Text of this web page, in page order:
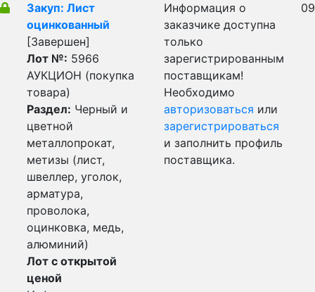
Закуп: Лист
оцинкованный
[Завершен]
Лот №: 5966
АУКЦИОН (покупка
товара)
Раздел: Черный и
цветной
металлопрокат,
метизы (лист,
швеллер, уголок,
арматура,
проволока,
оцинковка, медь,
алюминий)
Лот с открытой
ценой
Информация о
заказчике доступна
только
зарегистрированным
поставщикам!
Необходимо
авторизоваться или
зарегистрироваться
и заполнить профиль
поставщика.